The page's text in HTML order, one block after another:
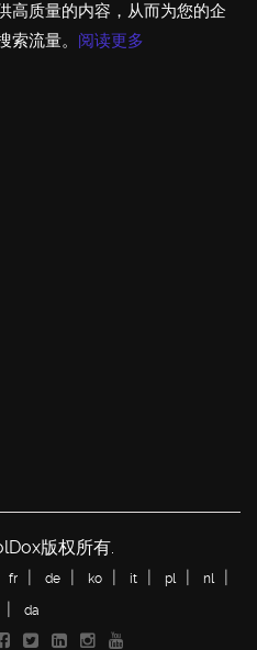
高质量的内容，从而为您的企
流量。 阅读更多
版权所有.
fr de ko it pl nl
da